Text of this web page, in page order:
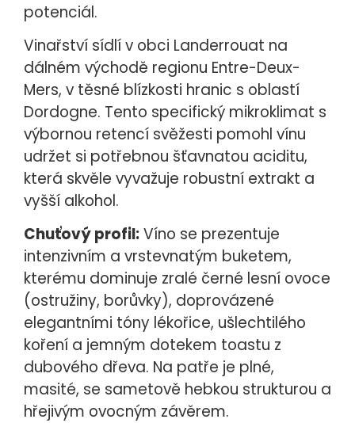
potenciál.
Vinařství sídlí v obci Landerrouat na
dálném východě regionu Entre-Deux-
Mers, v těsné blízkosti hranic s oblastí
Dordogne. Tento specifický mikroklimat s
výbornou retencí svěžesti pomohl vínu
udržet si potřebnou šťavnatou aciditu,
která skvěle vyvažuje robustní extrakt a
vyšší alkohol.
Chuťový profil:Víno se prezentuje
intenzivním a vrstevnatým buketem,
kterému dominuje zralé černé lesní ovoce
(ostružiny, borůvky), doprovázené
elegantními tóny lékořice, ušlechtilého
koření a jemným dotekem toastu z
dubového dřeva. Na patře je plné,
masité, se sametově hebkou strukturou a
hřejivým ovocným závěrem.